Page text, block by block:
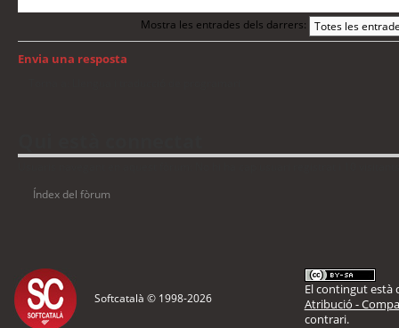
Mostra les entrades dels darrers:
Envia una resposta
Índex del fòrum
Softcatalà © 1998-2026
El contingut està
Atribució -
contrari.